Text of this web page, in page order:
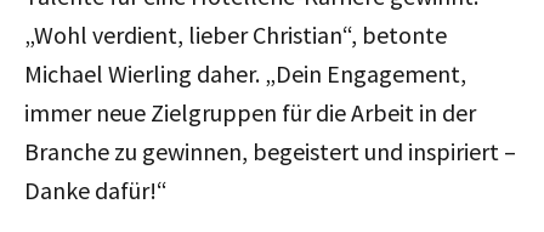
„Wohl verdient, lieber Christian“, betonte
Michael Wierling daher. „Dein Engagement,
immer neue Zielgruppen für die Arbeit in der
Branche zu gewinnen, begeistert und inspiriert –
Danke dafür!“